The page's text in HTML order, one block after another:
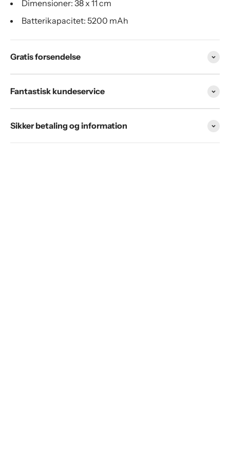
Dimensioner: 38 x 11 cm
Batterikapacitet: 5200 mAh
Gratis forsendelse
Fantastisk kundeservice
Sikker betaling og information